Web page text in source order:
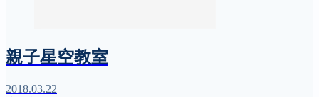
親子星空教室
2018.03.22